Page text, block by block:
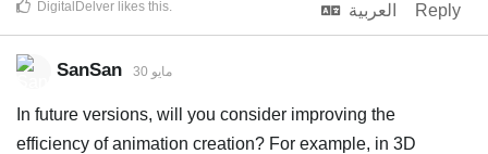
العربية Reply
DigitalDelver likes this
SanSan 30 مايو
In future versions, will you consider improving the
efficiency of animation creation? For example, in 3D